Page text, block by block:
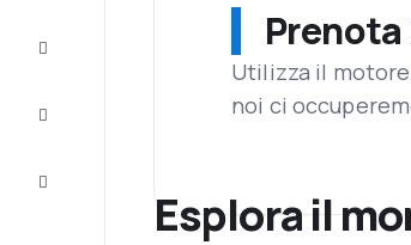
Utilizza il
noi ci
Esplora il